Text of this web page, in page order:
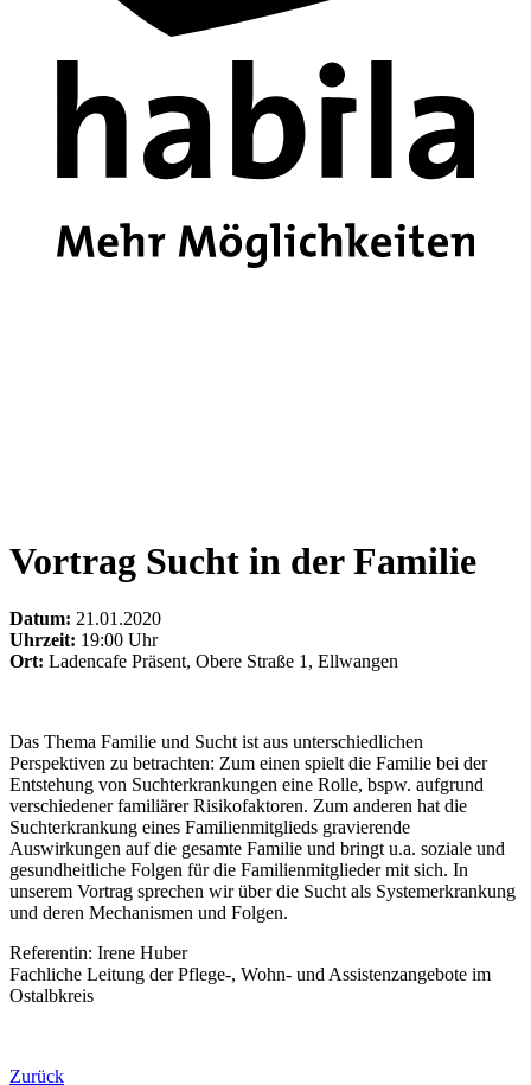
Vortrag Sucht in der Familie
Datum: 21.01.2020
Uhrzeit: 19:00 Uhr
Ort: Ladencafe Präsent, Obere Straße 1, Ellwangen
Das Thema Familie und Sucht ist aus unterschiedlichen
Perspektiven zu betrachten: Zum einen spielt die Familie bei der
Entstehung von Suchterkrankungen eine Rolle, bspw. aufgrund
verschiedener familiärer Risikofaktoren. Zum anderen hat die
Suchterkrankung eines Familienmitglieds gravierende
Auswirkungen auf die gesamte Familie und bringt u.a. soziale und
gesundheitliche Folgen für die Familienmitglieder mit sich. In
unserem Vortrag sprechen wir über die Sucht als Systemerkrankung
und deren Mechanismen und Folgen.
Referentin: Irene Huber
Fachliche Leitung der Pflege-, Wohn- und Assistenzangebote im
Ostalbkreis
Zurück